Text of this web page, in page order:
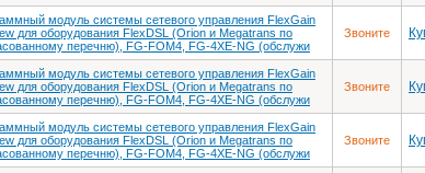
модуль системы сетевого управления FlexGain
для оборудования FlexDSL (Orion и Megatrans по
перечню), FG-FOM4, FG-4XE-NG (обслужи
Звоните
модуль системы сетевого управления FlexGain
для оборудования FlexDSL (Orion и Megatrans по
перечню), FG-FOM4, FG-4XE-NG (обслужи
Звоните
модуль системы сетевого управления FlexGain
для оборудования FlexDSL (Orion и Megatrans по
перечню), FG-FOM4, FG-4XE-NG (обслужи
Звоните